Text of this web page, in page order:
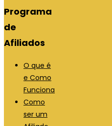
Programa
de
Afiliados
O que é
e Como
Funciona
Como
ser um